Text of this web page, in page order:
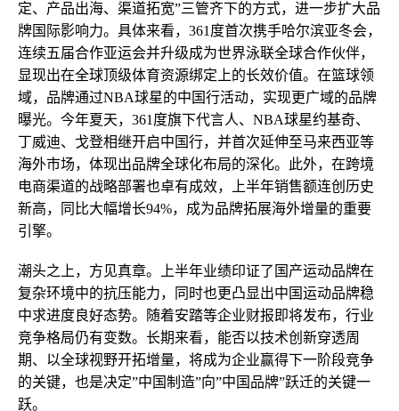
定、产品出海、渠道拓宽”三管齐下的方式，进一步扩大品
牌国际影响力。具体来看，361度首次携手哈尔滨亚冬会，
连续五届合作亚运会并升级成为世界泳联全球合作伙伴，
显现出在全球顶级体育资源绑定上的长效价值。在篮球领
域，品牌通过NBA球星的中国行活动，实现更广域的品牌
曝光。今年夏天，361度旗下代言人、NBA球星约基奇、
丁威迪、戈登相继开启中国行，并首次延伸至马来西亚等
海外市场，体现出品牌全球化布局的深化。此外，在跨境
电商渠道的战略部署也卓有成效，上半年销售额连创历史
新高，同比大幅增长94%，成为品牌拓展海外增量的重要
引擎。
潮头之上，方见真章。上半年业绩印证了国产运动品牌在
复杂环境中的抗压能力，同时也更凸显出中国运动品牌稳
中求进度良好态势。随着安踏等企业财报即将发布，行业
竞争格局仍有变数。长期来看，能否以技术创新穿透周
期、以全球视野开拓增量，将成为企业赢得下一阶段竞争
的关键，也是决定”中国制造”向”中国品牌”跃迁的关键一
跃。